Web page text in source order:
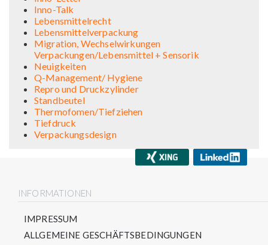
Inno-Talk
Lebensmittelrecht
Lebensmittelverpackung
Migration, Wechselwirkungen
Verpackungen/Lebensmittel + Sensorik
Neuigkeiten
Q-Management/ Hygiene
Repro und Druckzylinder
Standbeutel
Thermofomen/Tiefziehen
Tiefdruck
Verpackungsdesign
INFORMATIONEN
IMPRESSUM
ALLGEMEINE GESCHÄFTSBEDINGUNGEN